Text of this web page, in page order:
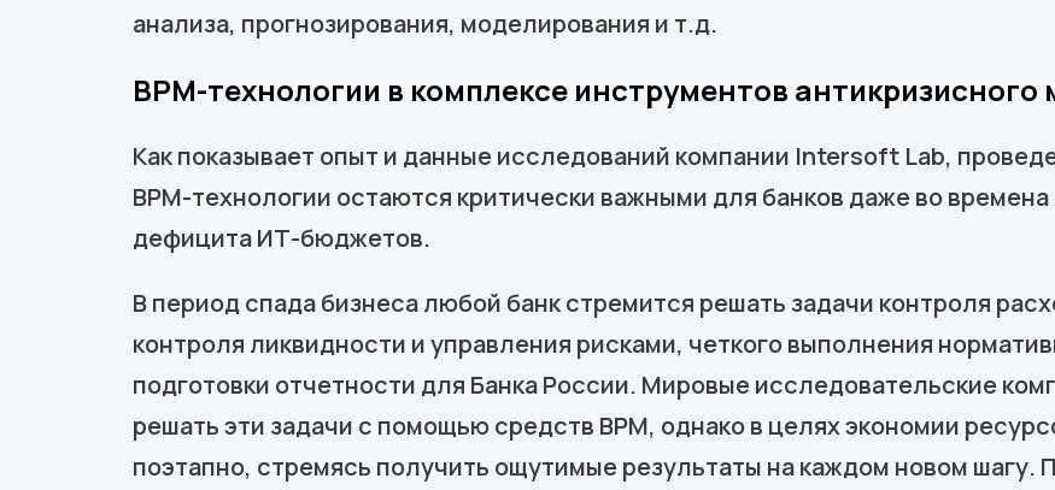
анализа, прогнозирования, моделирования и т.д.
BPM-технологии в комплексе инструментов
Как показывает опыт и данные исследований компании Intersoft Lab,
BPM-технологии остаются критически важными для банков даже во
дефицита ИТ-бюджетов.
В период спада бизнеса любой банк стремится решать задачи контроля
контроля ликвидности и управления рисками, четкого выполнения
подготовки отчетности для Банка России. Мировые исследовательские
решать эти задачи с помощью средств BPM, однако в целях экономии
поэтапно, стремясь получить ощутимые результаты на каждом новом шагу.